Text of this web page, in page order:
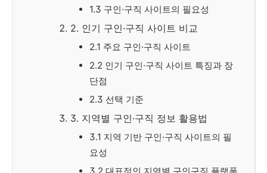
1.3 구인·구직 사이트의 필요성
2. 인기 구인·구직 사이트 비교
2.1 주요 구인·구직 사이트
2.2 인기 구인·구직 사이트 특징과 장
단점
2.3 선택 기준
3. 지역별 구인·구직 정보 활용법
3.1 지역 기반 구인·구직 사이트의 필
요성